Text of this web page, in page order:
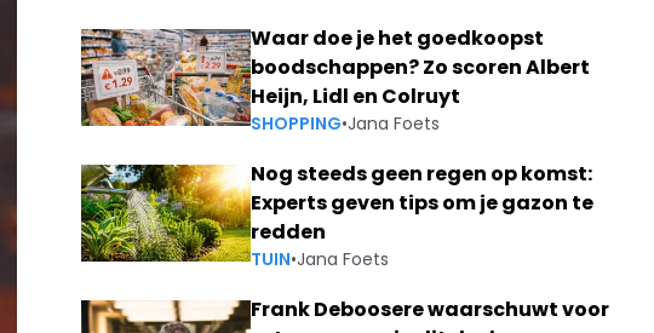
Waar doe je het goedkoopst
boodschappen? Zo scoren Albert
Heijn, Lidl en Colruyt
SHOPPING•Jana Foets
Nog steeds geen regen op komst:
Experts geven tips om je gazon te
redden
TUIN•Jana Foets
Frank Deboosere waarschuwt voor